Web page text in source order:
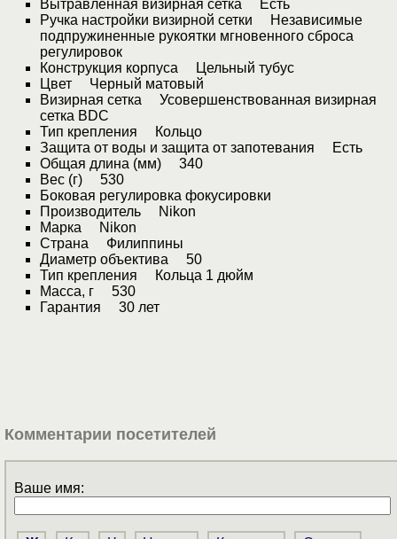
Вытравленная визирная сетка Есть
Ручка настройки визирной сетки Независимые
подпружиненные рукоятки мгновенного сброса
регулировок
Конструкция корпуса Цельный тубус
Цвет Черный матовый
Визирная сетка Усовершенствованная визирная
сетка BDC
Тип крепления Кольцо
Защита от воды и защита от запотевания Есть
Общая длина (мм) 340
Вес (г) 530
Боковая регулировка фокусировки
Производитель Nikon
Марка Nikon
Страна Филиппины
Диаметр объектива 50
Тип крепления Кольца 1 дюйм
Масса, г 530
Гарантия 30 лет
Комментарии посетителей
Ваше имя: